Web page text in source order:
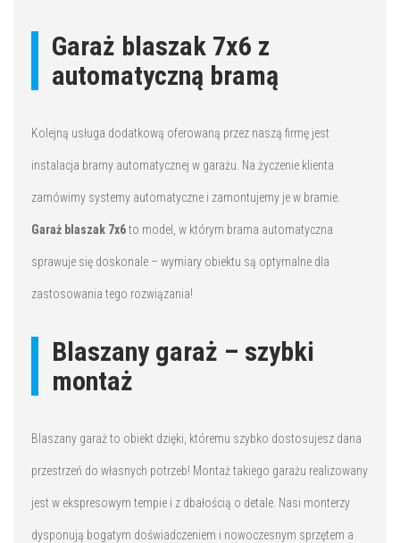
Garaż blaszak 7x6 z
automatyczną bramą
Kolejną usługa dodatkową oferowaną przez naszą firmę jest
instalacja bramy automatycznej w garażu. Na życzenie klienta
zamówimy systemy automatyczne i zamontujemy je w bramie.
Garaż blaszak 7x6to model, w którym brama automatyczna
sprawuje się doskonale – wymiary obiektu są optymalne dla
zastosowania tego rozwiązania!
Blaszany garaż – szybki
montaż
Blaszany garaż to obiekt dzięki, któremu szybko dostosujesz dana
przestrzeń do własnych potrzeb! Montaż takiego garażu realizowany
jest w ekspresowym tempie i z dbałością o detale. Nasi monterzy
dysponują bogatym doświadczeniem i nowoczesnym sprzętem a